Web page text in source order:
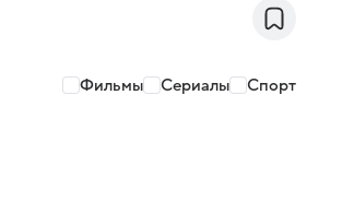
Фильмы Сериалы Спорт